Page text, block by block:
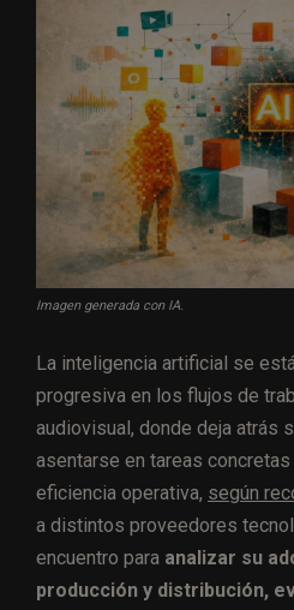
Imagen generada con IA.
La inteligencia artificial se
progresiva en los flujos de
audiovisual, donde deja atrás
asentarse en tareas
eficiencia operativa, según
a distintos proveedores
encuentro para analizar su
producción y distribución,